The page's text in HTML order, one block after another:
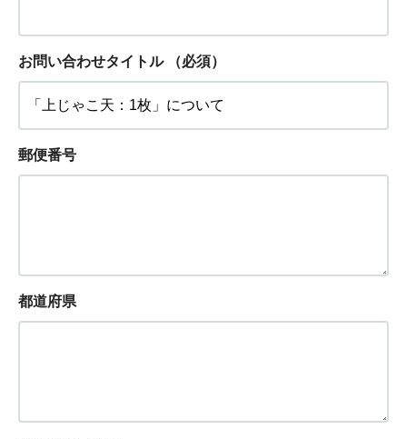
お問い合わせタイトル （必須）
郵便番号
都道府県